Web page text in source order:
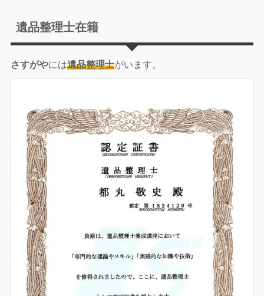
遺品整理士在籍
さすがやには遺品整理士がいます。